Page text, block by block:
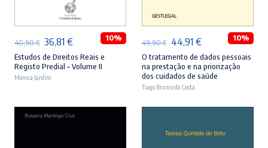
40,90€ O
preço
original
40,90 €.
36,81 €O
preço
atual
36,81 €.
10%
Estudos de Direitos Reais e
Registo Predial – Volume II
Mónica Jardim
49,90€ O
preço
original
era:
49,90 €.
44,91 €O
preço
atual
44,91 €.
10%
O tratamento de dados pessoais
na prestação e na priorização
dos cuidados de saúde
Tiago Branco da Costa